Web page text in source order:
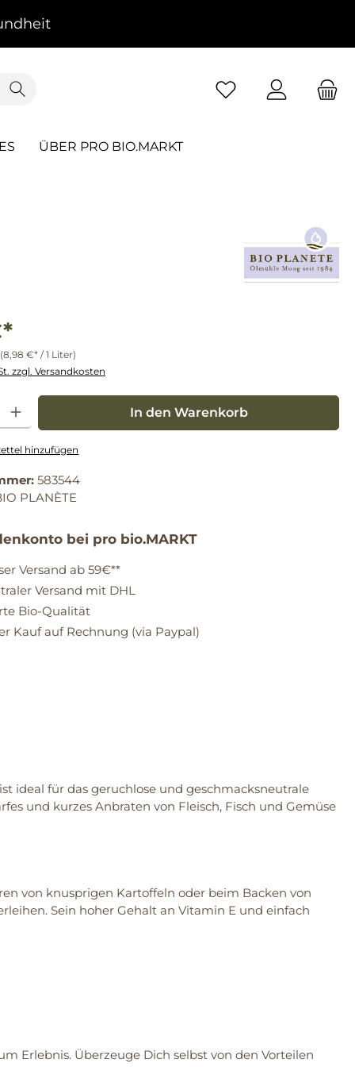
ÜBER PRO BIO.MARKT
(8,98 €* / 1 Liter)
zzgl. Versandkosten
Gib den gewünschten Wert ein oder benutze die Schaltflächen um die
In den Warenkorb
hinzufügen
583544
PLANÈTE
bei pro bio.MARKT
Versand ab 59€**
Versand mit DHL
Bio-Qualität
Kauf auf Rechnung (via Paypal)
ideal für das geruchlose und geschmacksneutrale
und kurzes Anbraten von Fleisch, Fisch und Gemüse
von knusprigen Kartoffeln oder beim Backen von
Sein hoher Gehalt an Vitamin E und einfach
Erlebnis. Überzeuge Dich selbst von den Vorteilen